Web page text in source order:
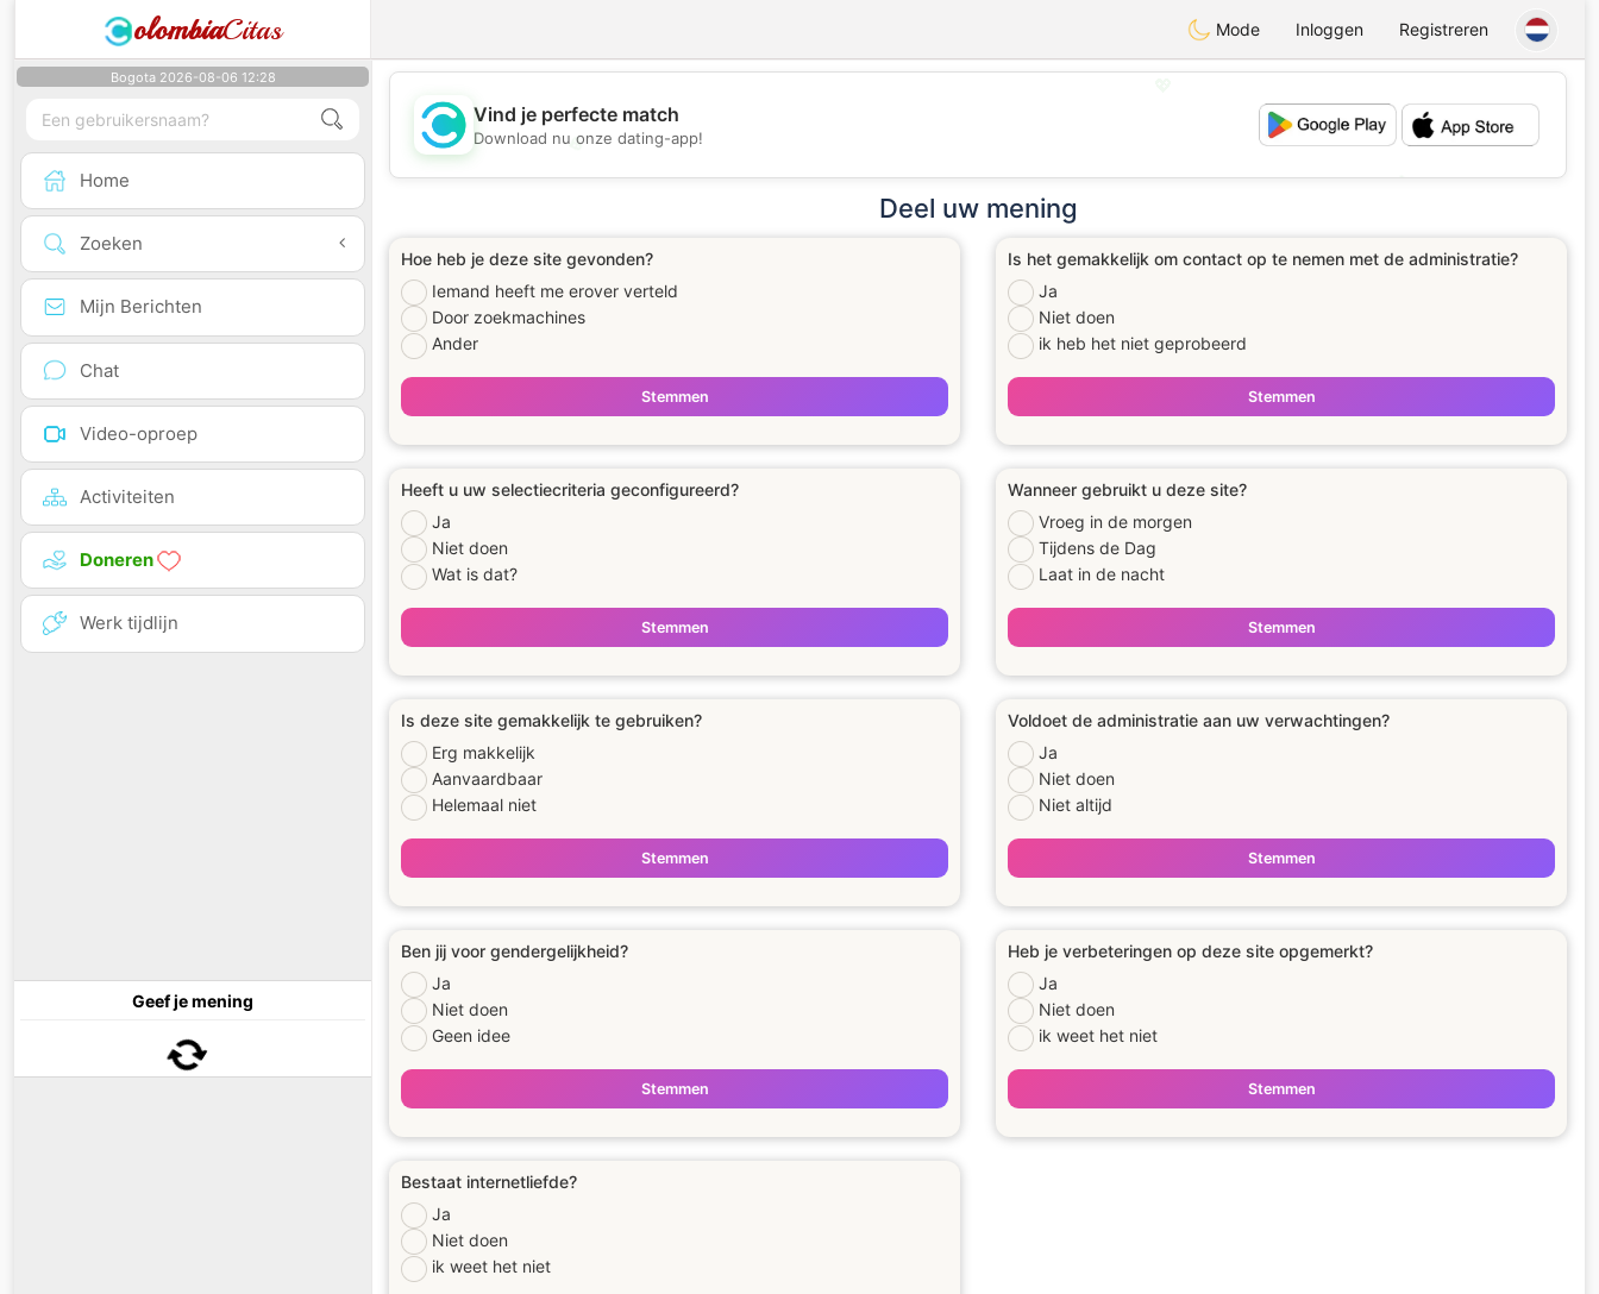
olombiaCitas Mode Inloggen Registreren
Bogota 2026-08-06 12:28
Home
Zoeken
Mijn Berichten
Chat
Video-oproep
Activiteiten
Doneren
Werk tijdlijn
Geef je mening
💖
💕
💕
Vind je perfecte match
Download nu onze dating-app!
Deel uw mening
Hoe heb je deze site gevonden?
Iemand heeft me erover verteld
Door zoekmachines
Ander
Stemmen
Is het gemakkelijk om contact op te nemen met de administratie?
Ja
Niet doen
ik heb het niet geprobeerd
Stemmen
Heeft u uw selectiecriteria geconfigureerd?
Ja
Niet doen
Wat is dat?
Stemmen
Wanneer gebruikt u deze site?
Vroeg in de morgen
Tijdens de Dag
Laat in de nacht
Stemmen
Is deze site gemakkelijk te gebruiken?
Erg makkelijk
Aanvaardbaar
Helemaal niet
Stemmen
Voldoet de administratie aan uw verwachtingen?
Ja
Niet doen
Niet altijd
Stemmen
Ben jij voor gendergelijkheid?
Ja
Niet doen
Geen idee
Stemmen
Heb je verbeteringen op deze site opgemerkt?
Ja
Niet doen
ik weet het niet
Stemmen
Bestaat internetliefde?
Ja
Niet doen
ik weet het niet